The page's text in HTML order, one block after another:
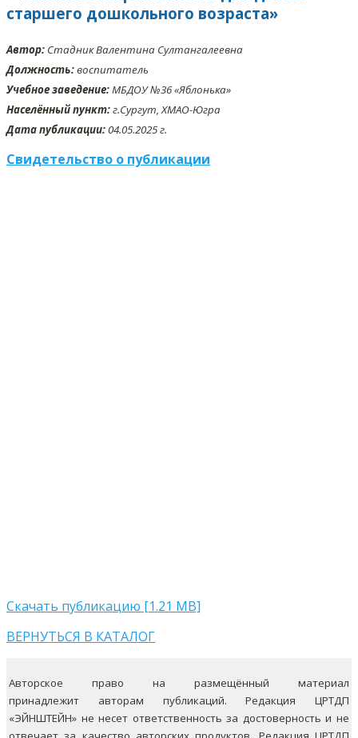
старшего дошкольного возраста»
Автор: Cтадник Валентина Султангалеевна
Должность:воспитатель
Учебное заведение:МБДОУ №36 «Яблонька»
Населённый пункт:г.Сургут, ХМАО-Югра
Дата публикации:04.05.2025 г.
Свидетельство о публикации
Скачать публикацию [1.21 MB]
ВЕРНУТЬСЯ В КАТАЛОГ
Авторское право на размещённый материал
принадлежит авторам публикаций. Редакция ЦРТДП
«ЭЙНШТЕЙН» не несет ответственность за достоверность и не